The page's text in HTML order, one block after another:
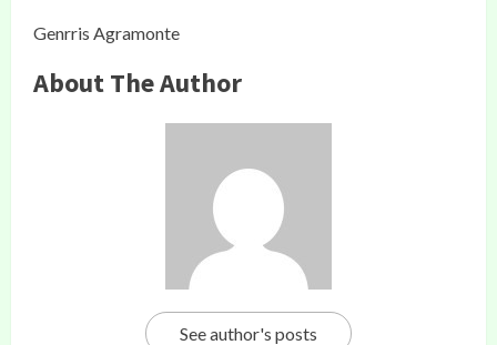
Genrris Agramonte
About The Author
See author's posts